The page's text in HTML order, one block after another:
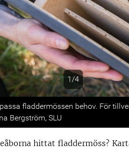
1/4
fladdermössen behov. För
Bergström, SLU
hittat fladdermöss?